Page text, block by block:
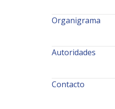
Organigrama
Autoridades
Contacto